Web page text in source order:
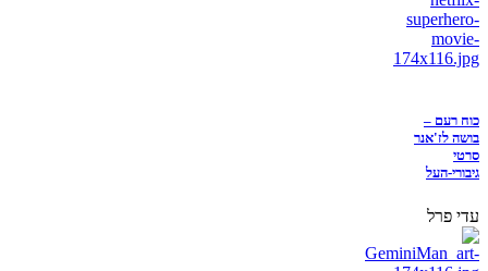
כוח רעם –
בושה לז'אנר
סרטי
גיבורי-העל
עדי פרל